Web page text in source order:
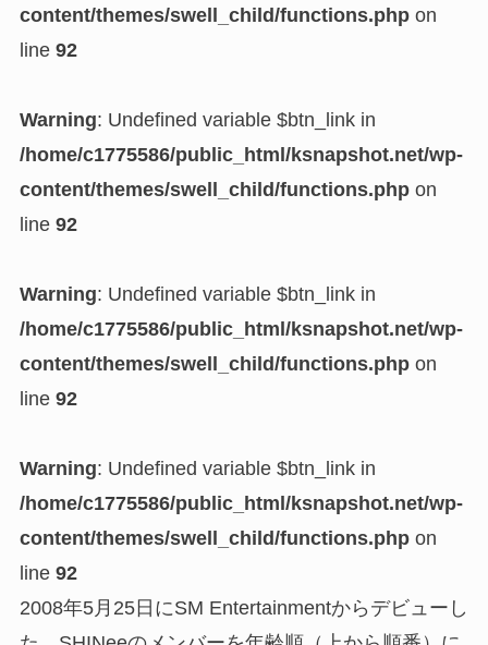
content/themes/swell_child/functions.phpon
line 92
Warning: Undefined variable $btn_link in
/home/c1775586/public_html/ksnapshot.net/wp-
content/themes/swell_child/functions.phpon
line 92
Warning: Undefined variable $btn_link in
/home/c1775586/public_html/ksnapshot.net/wp-
content/themes/swell_child/functions.phpon
line 92
Warning: Undefined variable $btn_link in
/home/c1775586/public_html/ksnapshot.net/wp-
content/themes/swell_child/functions.phpon
line 92
2008年5月25日にSM Entertainmentからデビューし